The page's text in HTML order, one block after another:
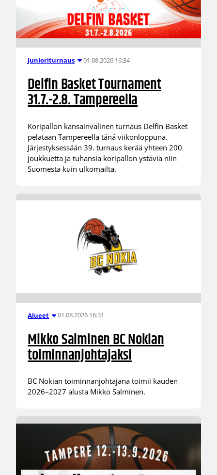
Junioriturnaus 01.08.2026 16:34
Delfin Basket Tournament
31.7.-2.8. Tampereella
Koripallon kansainvälinen turnaus Delfin Basket
pelataan Tampereella tänä viikonloppuna.
Järjestyksessään 39. turnaus kerää yhteen 200
joukkuetta ja tuhansia koripallon ystäviä niin
Suomesta kuin ulkomailta.
Alueet 01.08.2026 16:31
Mikko Salminen BC Nokian
toiminnanjohtajaksi
BC Nokian toiminnanjohtajana toimii kauden
2026–2027 alusta Mikko Salminen.